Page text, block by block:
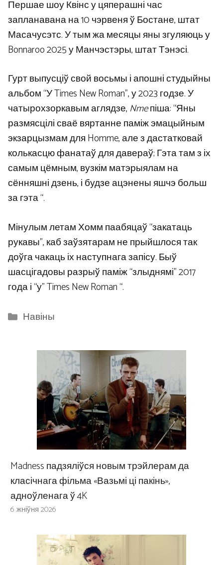
Першае шоу Квінс у цяперашні час
запланавана на 10 чэрвеня ў Бостане, штат
Масачусэтс. У тым жа месяцы яны згуляюць у
Bonnaroo 2025 у Манчэстэры, штат Тэнэсі.
Гурт выпусціў свой восьмы і апошні студыйны
альбом “У Times New Roman”, у 2023 годзе. У
чатырохзоркавым аглядзе, Nmeпіша: “Яны
размясцілі сваё вяртанне паміж эмацыйным
экзарцызмам для Homme, але з дастатковай
колькасцю фанатаў для давераў; Гэта там з іх
самым цёмным, вузкім матэрыялам на
сённяшні дзень, і будзе ацэнены яшчэ больш
за гэта “.
Мінулым летам Хомм паабяцаў “закатаць
рукавы”, каб заўзятарам не прыйшлося так
доўга чакаць іх наступнага запісу. Быў
шасцігадовы разрыў паміж “злыднямі” 2017
года і “у” Times New Roman “.
Categories
Навіны
Madness падзяліўся новым трэйлерам да
класічнага фільма «Вазьмі ці пакінь»,
адноўленага ў 4K
6 жніўня 2026